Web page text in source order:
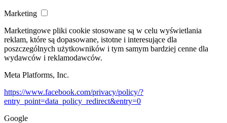
Marketing
Marketingowe pliki cookie stosowane są w celu wyświetlania
reklam, które są dopasowane, istotne i interesujące dla
poszczególnych użytkowników i tym samym bardziej cenne dla
wydawców i reklamodawców.
Meta Platforms, Inc.
https://www.facebook.com/privacy/policy/?
entry_point=data_policy_redirect&entry=0
Google